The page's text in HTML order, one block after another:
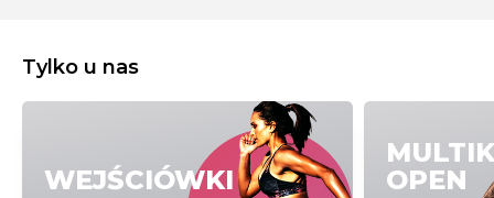
Tylko u nas
WEJŚCIÓWKI
OPEN